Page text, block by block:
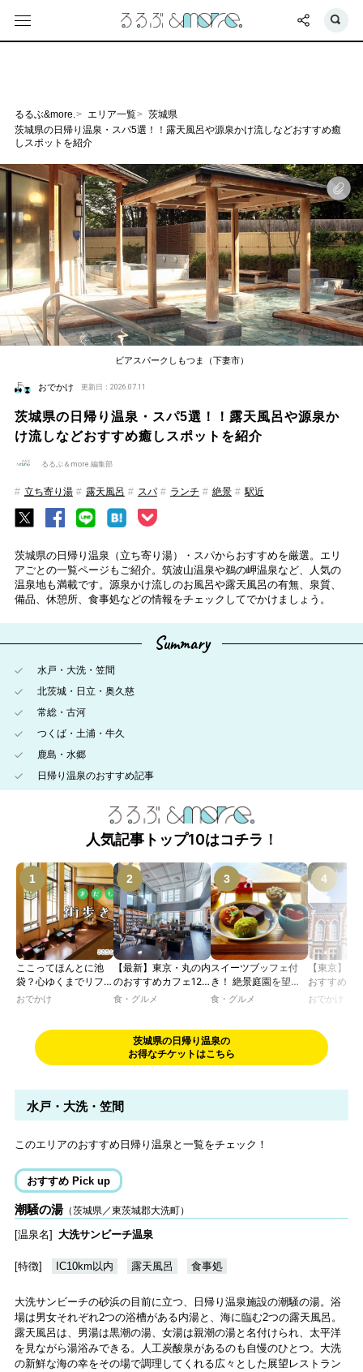
るるぶ&more. エリア一覧
茨城県
茨城県の日帰り温泉・スパ5選！！露天風呂や源泉かけ流しなどおすすめ癒
しスポットを紹介
ビアスパークしもつま（下妻市）
おでかけ 更新日：2026.07.11
茨城県の日帰り温泉・スパ5選！！露天風呂や源泉か
け流しなどおすすめ癒しスポットを紹介
るるぶ＆more.編集部
立ち寄り湯 露天風呂 スパ ランチ 絶景 駅近
茨城県の日帰り温泉（立ち寄り湯）・スパからおすすめを厳選。エリ
アごとの一覧ページもご紹介。筑波山温泉や鵜の岬温泉など、人気の
温泉地も満載です。源泉かけ流しのお風呂や露天風呂の有無、泉質、
備品、休憩所、食事処などの情報をチェックしてでかけましょう。
Summary
水戸・大洗・笠間
北茨城・日立・奥久慈
常総・古河
つくば・土浦・牛久
鹿島・水郷
日帰り温泉のおすすめ記事
人気記事トップ10はコチラ！
ここってほんとに池
袋？心ゆくまでリフレ
ッシュできる池袋・街
おさんぽ部】
おでかけ
【最新】東京・丸の内
のおすすめカフェ12
選｜ひとりでゆったり
るカフェ、優雅なホテ
ルラウンジまで！
食・グルメ
スイーツブッフェ付
き！ 絶景庭園を望む
ホテルレストランで味
ツトレンドVol.105】
食・グルメ
【東京】レ
おすすめカ
｜文化財・
ー、ランチ
イムを楽し
おでかけ
茨城県の日帰り温泉の
お得なチケットはこちら
水戸・大洗・笠間
このエリアのおすすめ日帰り温泉と一覧をチェック！
おすすめ Pick up
潮騒の湯（茨城県／東茨城郡大洗町）
[温泉名] 大洗サンビーチ温泉
[特徴] IC10km以内 露天風呂 食事処
大洗サンビーチの砂浜の目前に立つ、日帰り温泉施設の潮騒の湯。浴
場は男女それぞれ2つの浴槽がある内湯と、海に臨む2つの露天風呂。
露天風呂は、男湯は黒潮の湯、女湯は親潮の湯と名付けられ、太平洋
を見ながら湯浴みできる。人工炭酸泉があるのも自慢のひとつ。大洗
の新鮮な海の幸をその場で調理してくれる広々とした展望レストラン